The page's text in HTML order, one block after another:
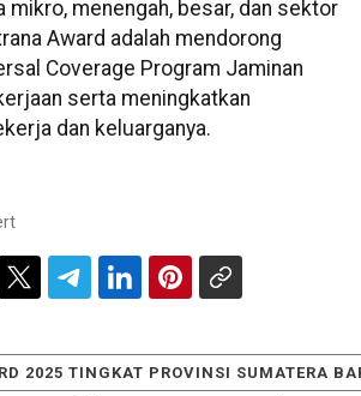
mikro, menengah, besar, dan sektor
Award adalah mendorong
Coverage Program Jaminan
serta meningkatkan
dan keluarganya.
2025 TINGKAT PROVINSI SUMATERA